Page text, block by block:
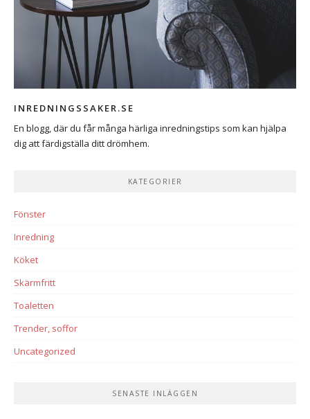
INREDNINGSSAKER.SE
En blogg, där du får många härliga inredningstips som kan hjälpa
dig att färdigställa ditt drömhem.
KATEGORIER
Fönster
Inredning
Köket
Skärmfritt
Toaletten
Trender, soffor
Uncategorized
SENASTE INLÄGGEN